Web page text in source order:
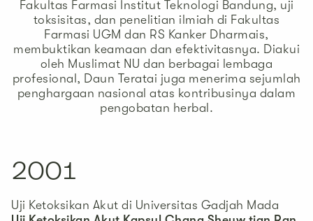
Fakultas Farmasi Institut Teknologi Bandung, uji
toksisitas, dan penelitian ilmiah di Fakultas
Farmasi UGM dan RS Kanker Dharmais,
membuktikan keamaan dan efektivitasnya. Diakui
oleh Muslimat NU dan berbagai lembaga
profesional, Daun Teratai juga menerima sejumlah
penghargaan nasional atas kontribusinya dalam
pengobatan herbal.
2001
Uji Ketoksikan Akut di Universitas Gadjah Mada